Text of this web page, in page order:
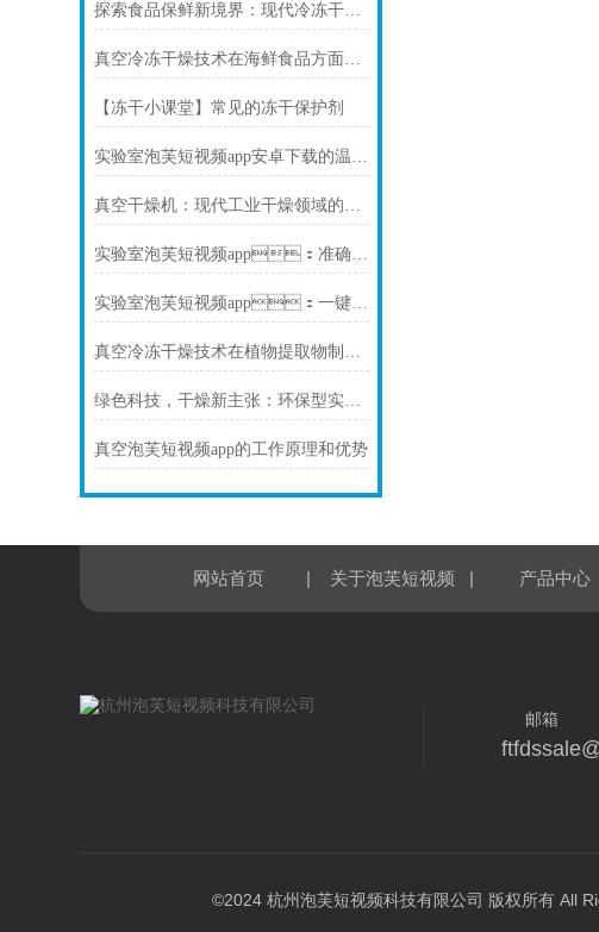
探索食品保鲜新境界：现代冷冻干燥系统在延长保质期与保持风味中的应用
真空冷冻干燥技术在海鲜食品方面的应用
【冻干小课堂】常见的冻干保护剂
实验室泡芙短视频app安卓下载的温度掌控需要了解哪些知识
真空干燥机：现代工业干燥领域的璀璨明星
实验室泡芙短视频app：准确控温，保障样品品质无损干燥
实验室泡芙短视频app：一键操作，适用于多种样品快速冻干
真空冷冻干燥技术在植物提取物制备中的应用
绿色科技，干燥新主张：环保型实验室泡芙短视频app领潮流
真空泡芙短视频app的工作原理和优势
网站首页 | 关于泡芙短视频 | 产品中心
邮箱
©2024 杭州泡芙短视频科技有限公司 版权所有 All